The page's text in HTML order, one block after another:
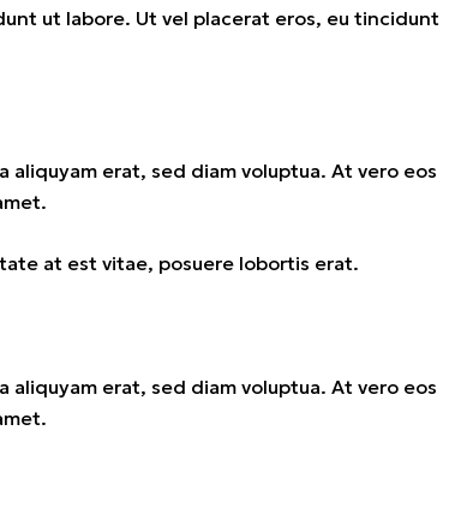
ut labore. Ut vel placerat eros, eu tincidunt
erat, sed diam voluptua. At vero eos
at est vitae, posuere lobortis erat.
erat, sed diam voluptua. At vero eos